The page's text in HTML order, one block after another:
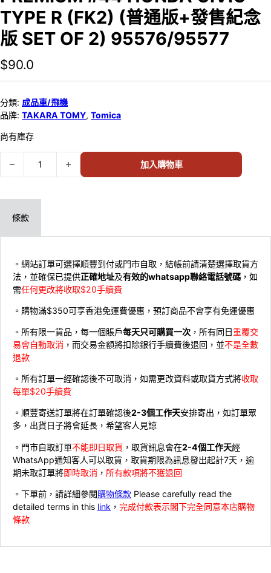
TYPE R (FK2) (普通版+發售紀念
版 SET OF 2) 95576/95577
$90.0
分類: 成品車/飛機
品牌: TAKARA TOMY, Tomica
尚有庫存
TAKARA TOMY TOMICA PREMIUM #44 HONDA CIVIC TYPE R
加入購物車
條款
。網站訂單可選擇順豐到付或門市自取，結帳前請清楚選擇取貨方
法，並確保已提供正確地址及有效的whatsapp聯絡電話號碼 ，如
需任何更改將收取$20手續費
。購物滿$350可享香港免運費優惠，預訂商品不會享有免運優惠
。所有限一貨品，每一個賬戶每天只可購買一次 ，所有同日重覆交
易會自動取消 ，而交易金額將扣除銀行手續費後退回，並不是全數
退款
。所有訂單一經確認後不可取消，如需更改資料或取貨方式將收取
每單$20手續費
。順豐寄送訂單將在訂單確認後2-3個工作天安排寄出，如訂單眾
多，出貨日子將會延長，希望客人見諒
。門市自取訂單不能即日取貨 ，取貨訊息會在2-4個工作天經
WhatsApp通知客人可以取貨，取貨期限為訊息發出起計7天，逾
期未取訂單將即時取消 ， 所有款項將不獲退回
。下單前，請詳細參閱購物條款 Please carefully read the
detailed terms in this link ， 完成付款表示閣下完全同意本店購物
條款